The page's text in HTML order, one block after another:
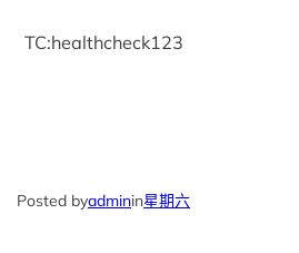
TC:healthcheck123
Posted byadminin星期六